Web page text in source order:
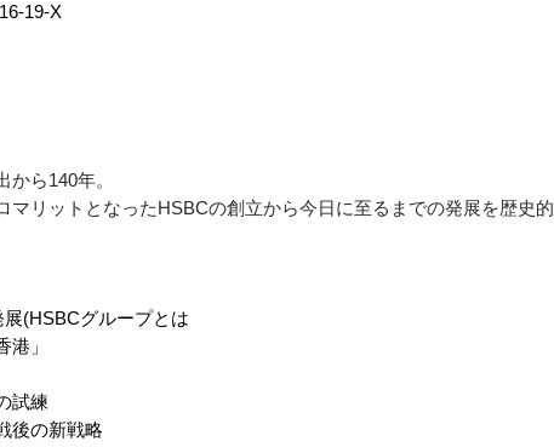
19-X
ら140年。
マリットとなったHSBCの創立から今日に至るまでの発展を歴史的
(HSBCグループとは
」
試練
後の新戦略